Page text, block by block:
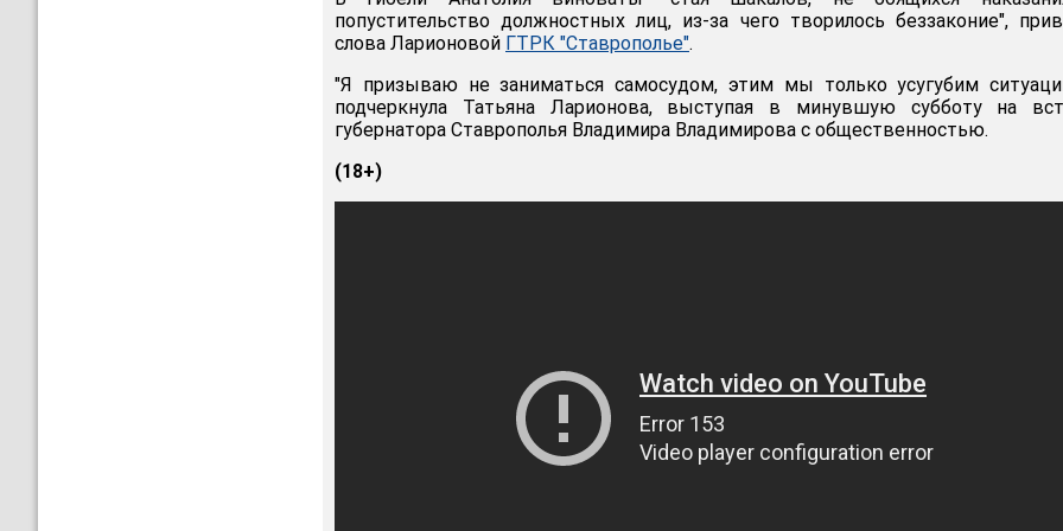
попустительство должностных лиц, из-за чего творилось беззаконие",
слова Ларионовой ГТРК "Ставрополье".
"Я призываю не заниматься самосудом, этим мы только усугубим
подчеркнула Татьяна Ларионова, выступая в минувшую субботу на
губернатора Ставрополья Владимира Владимирова с общественностью.
(18+)